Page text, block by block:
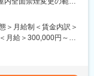
リーダー候補の募集で
＞月給制＜賃金内訳＞
月給＞300,000円～